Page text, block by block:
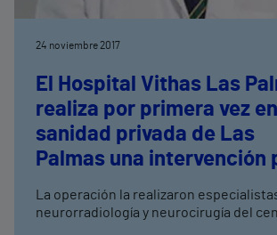
24 noviembre 2017
El Hospital Vithas Las
realiza por primera vez
sanidad privada de Las
Palmas una intervención
embolización percutánea
tratar un aneurisma
La operación la realizaron
neurorradiología y neurocirugía del